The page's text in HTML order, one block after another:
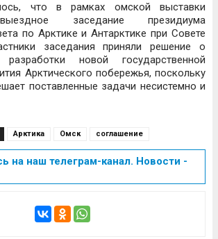
что в рамках омской выставки
заседание президиума
по Арктике и Антарктике при Совете
заседания приняли решение о
разработки новой государственной
Арктического побережья, поскольку
поставленные задачи несистемно и
Арктика Омск соглашение
на наш телеграм-канал. Новости -